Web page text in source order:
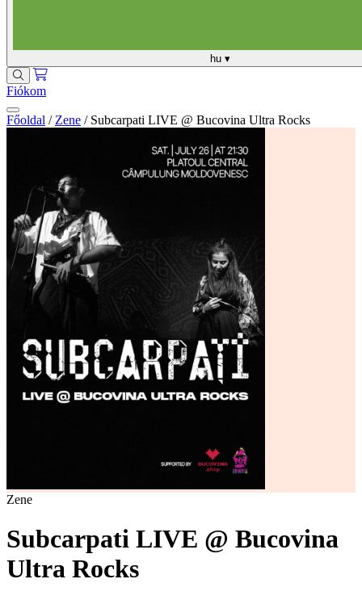
hu ▾
Fiókom
Főoldal / Zene / Subcarpati LIVE @ Bucovina Ultra Rocks
Zene
Subcarpati LIVE @ Bucovina
Ultra Rocks